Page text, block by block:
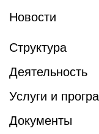
Новости
Структура
Деятельность
Услуги и
Документы